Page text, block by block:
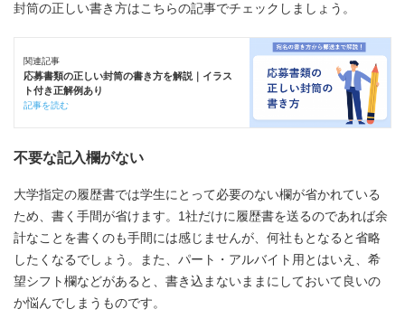
封筒の正しい書き方はこちらの記事でチェックしましょう。
関連記事
応募書類の正しい封筒の書き方を解説｜イラス
ト付き正解例あり
記事を読む
不要な記入欄がない
大学指定の履歴書では学生にとって必要のない欄が省かれている
ため、書く手間が省けます。1社だけに履歴書を送るのであれば余
計なことを書くのも手間には感じませんが、何社もとなると省略
したくなるでしょう。また、パート・アルバイト用とはいえ、希
望シフト欄などがあると、書き込まないままにしておいて良いの
か悩んでしまうものです。